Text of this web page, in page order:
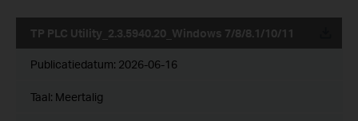
TP PLC Utility_2.3.5940.20_Windows 7/8/8.1/10/11
Publicatiedatum: 2026-06-16
Taal: Meertalig